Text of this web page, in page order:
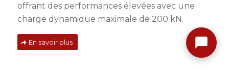
offrant des performances élevées avec une
charge dynamique maximale de 200 kN.
En savoir plus